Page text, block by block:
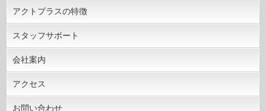
アクトプラスの特徴
スタッフサポート
会社案内
アクセス
お問い合わせ